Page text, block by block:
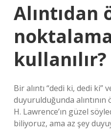
Alıntıdan
kullanılır?
Bir alıntı “dedi ki, dedi ki”
duyurulduğunda
H. Lawrence’ın güzel
biliyoruz, ama az şey